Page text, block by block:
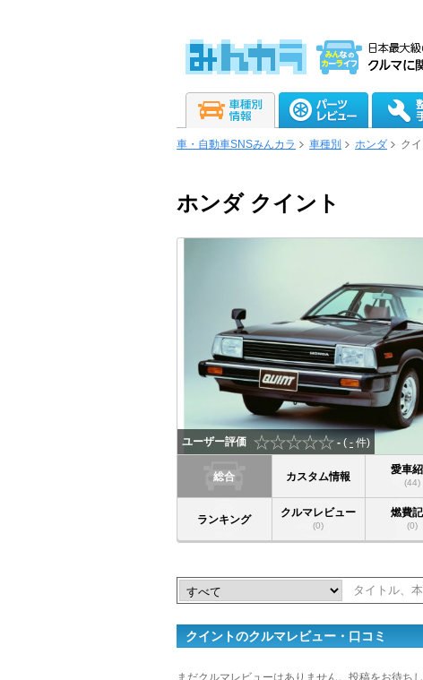
車・自動車SNSみんカラ 車種別 ホンダ ク
ホンダ クイント
ユーザー評価 - ( - 件)
総合 カスタム情報
愛車
(44)
ランキング
クルマレビュー
(0)
燃費
(0)
クイントのクルマレビュー・口コミ